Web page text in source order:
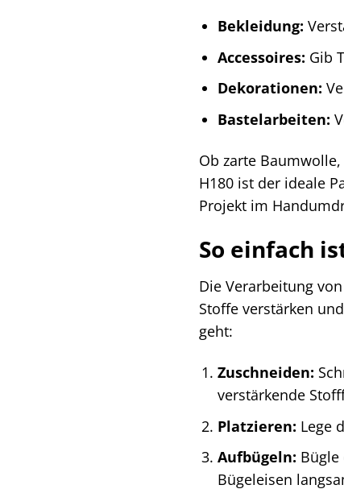
Bekleidung:
Accessoires: Gib
Dekorationen:
Bastelarbeiten:
Ob zarte
H180 ist der ideale
Projekt im
So einfach
Die Verarbeitung
Stoffe verstärken
geht:
Zuschneiden:
verstärkende
Platzieren: Lege
Aufbügeln:
Bügeleisen